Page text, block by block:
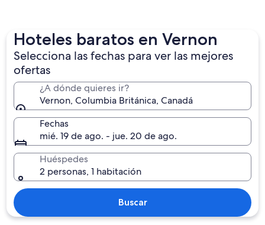
Hoteles baratos en Vernon
Selecciona las fechas para ver las mejores
ofertas
¿A dónde quieres ir?
Vernon, Columbia Británica, Canadá
Fechas
mié. 19 de ago. - jue. 20 de ago.
Huéspedes
2 personas, 1 habitación
Buscar